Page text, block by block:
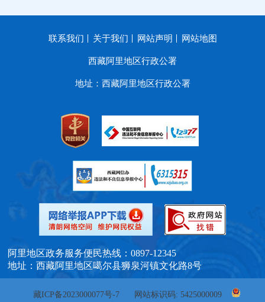
联系我们 关于我们 网站声明 网站地图
西藏阿里地区行政公署
地址：西藏阿里地区行政公署
阿里地区政务服务便民热线：0897-12345
地址：西藏阿里地区噶尔县狮泉河镇文化路8号
藏ICP备2023000077号-7 网站标识码: 5425000009